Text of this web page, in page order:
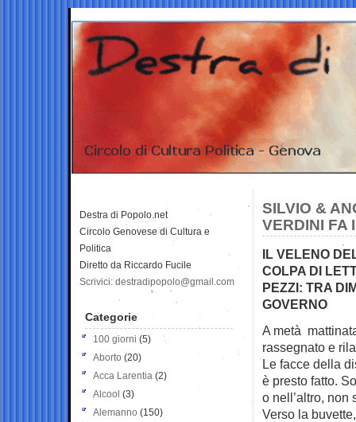
SILVIO &
VERDINI FA
IL VELENO
COLPA DI
PEZZI: TRA
GOVERNO
A metà
rassegnato e
Le facce della
è presto fatto.
o nell’altro, non
Verso la
Destra di Popolo.net
Circolo Genovese di Cultura e
Politica
Diretto da Riccardo Fucile
Scrivici: destradipopolo@gmail.com
Categorie
100 giorni (5)
Aborto (20)
Acca Larentia (2)
Alcool (3)
Alemanno (150)